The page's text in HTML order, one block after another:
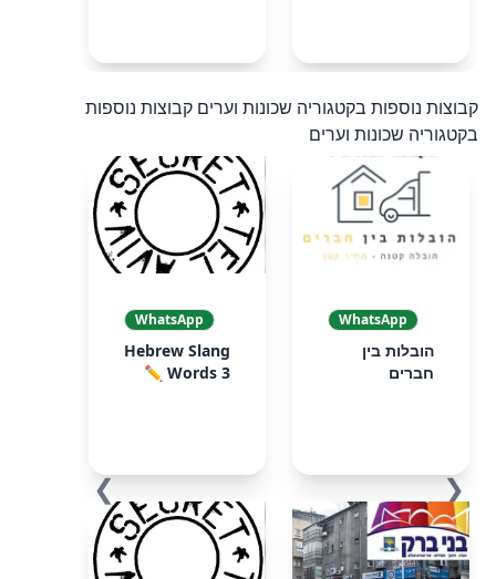
קבוצות נוספות בקטגוריה שכונות וערים קבוצות נוספות
בקטגוריה שכונות וערים
❮
WhatsApp
הובלות בין
חברים
WhatsApp
Hebrew Slang
Words 3 ✏️
❯